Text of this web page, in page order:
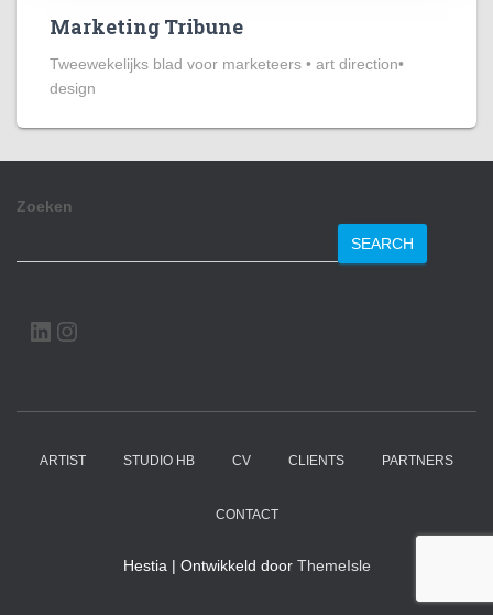
Marketing Tribune
Tweewekelijks blad voor marketeers • art direction•
design
Zoeken
SEARCH
LINKEDIN
ARTIST STUDIO HB CV CLIENTS PARTNERS
CONTACT
Hestia | Ontwikkeld door ThemeIsle